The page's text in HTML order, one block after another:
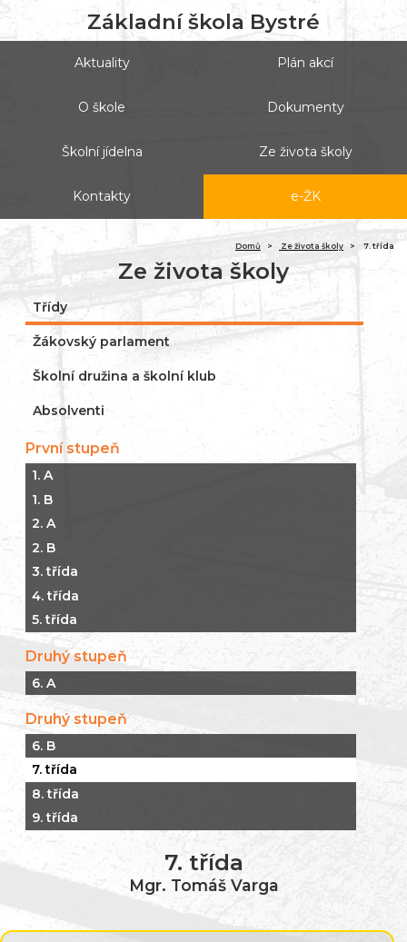
Základní škola Bystré
Aktuality Plán akcí
O škole Dokumenty
Školní jídelna Ze života školy
Kontakty e-ŽK
Domů Ze života školy 7. třída
Ze života školy
Třídy
Žákovský parlament
Školní družina a školní klub
Absolventi
První stupeň
1. A
1. B
2. A
2. B
3. třída
4. třída
5. třída
Druhý stupeň
6. A
Druhý stupeň
6. B
7. třída
8. třída
9. třída
7. třída
Mgr. Tomáš Varga